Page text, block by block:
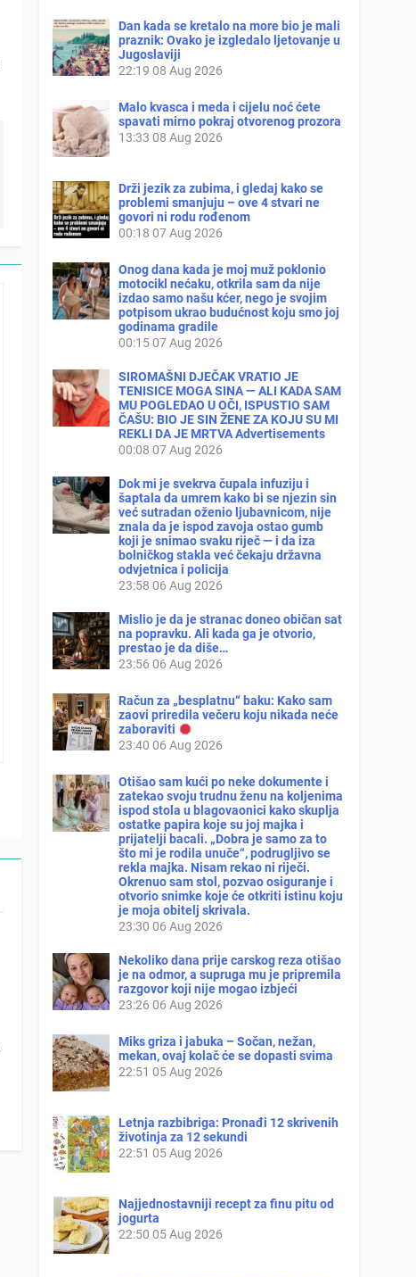
Dan kada se kretalo na more bio je mali
praznik: Ovako je izgledalo ljetovanje u
Jugoslaviji
22:19 08 Aug 2026
Malo kvasca i meda i cijelu noć ćete
spavati mirno pokraj otvorenog prozora
13:33 08 Aug 2026
Drži jezik za zubima, i gledaj kako se
problemi smanjuju – ove 4 stvari ne
govori ni rodu rođenom
00:18 07 Aug 2026
Onog dana kada je moj muž poklonio
motocikl nećaku, otkrila sam da nije
izdao samo našu kćer, nego je svojim
potpisom ukrao budućnost koju smo joj
godinama gradile
00:15 07 Aug 2026
SIROMAŠNI DJEČAK VRATIO JE
TENISICE MOGA SINA — ALI KADA SAM
MU POGLEDAO U OČI, ISPUSTIO SAM
ČAŠU: BIO JE SIN ŽENE ZA KOJU SU MI
REKLI DA JE MRTVA Advertisements
00:08 07 Aug 2026
Dok mi je svekrva čupala infuziju i
šaptala da umrem kako bi se njezin sin
već sutradan oženio ljubavnicom, nije
znala da je ispod zavoja ostao gumb
koji je snimao svaku riječ — i da iza
bolničkog stakla već čekaju državna
odvjetnica i policija
23:58 06 Aug 2026
Mislio je da je stranac doneo običan sat
na popravku. Ali kada ga je otvorio,
prestao je da diše…
23:56 06 Aug 2026
Račun za „besplatnu“ baku: Kako sam
zaovi priredila večeru koju nikada neće
zaboraviti
23:40 06 Aug 2026
Otišao sam kući po neke dokumente i
zatekao svoju trudnu ženu na koljenima
ispod stola u blagovaonici kako skuplja
ostatke papira koje su joj majka i
prijatelji bacali. „Dobra je samo za to
što mi je rodila unuče“, podrugljivo se
rekla majka. Nisam rekao ni riječi.
Okrenuo sam stol, pozvao osiguranje i
otvorio snimke koje će otkriti istinu koju
je moja obitelj skrivala.
23:30 06 Aug 2026
Nekoliko dana prije carskog reza otišao
je na odmor, a supruga mu je pripremila
razgovor koji nije mogao izbjeći
23:26 06 Aug 2026
Miks griza i jabuka – Sočan, nežan,
mekan, ovaj kolač će se dopasti svima
22:51 05 Aug 2026
Letnja razbibriga: Pronađi 12 skrivenih
životinja za 12 sekundi
22:51 05 Aug 2026
Najjednostavniji recept za finu pitu od
jogurta
22:50 05 Aug 2026